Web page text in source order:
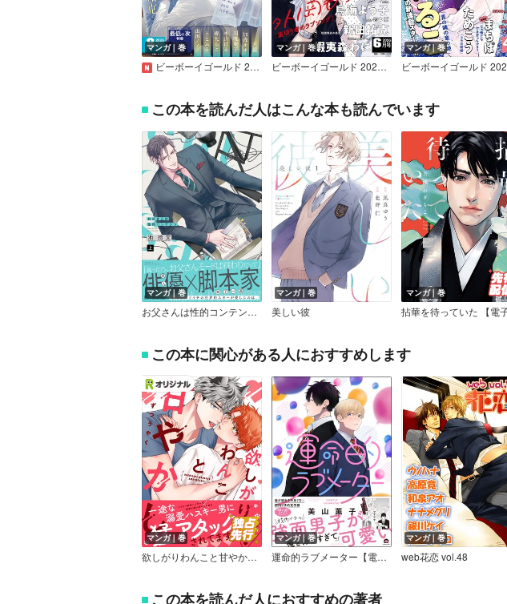
マンガ｜巻
ビーボーイゴールド 2026年8月号
マンガ｜巻
ビーボーイゴールド 2026年6月号【電子限定外岡もったす先生ネーム付】
マンガ｜巻
この本を読んだ人はこんな本も読んでいます
マンガ｜巻
お父さんは性的コンテンツ【電子特別版】
マンガ｜巻
美しい彼
マンガ｜巻
この本に関心がある人におすすめします
マンガ｜巻
欲しがりわんこと甘やかし【単行本版】（Renta！限定描き下ろし付）
マンガ｜巻
運命的ラブメーター【電子限定2Pかきおろし漫画付】
マンガ｜巻
web花恋 vol.48
この本を読んだ人におすすめの著者